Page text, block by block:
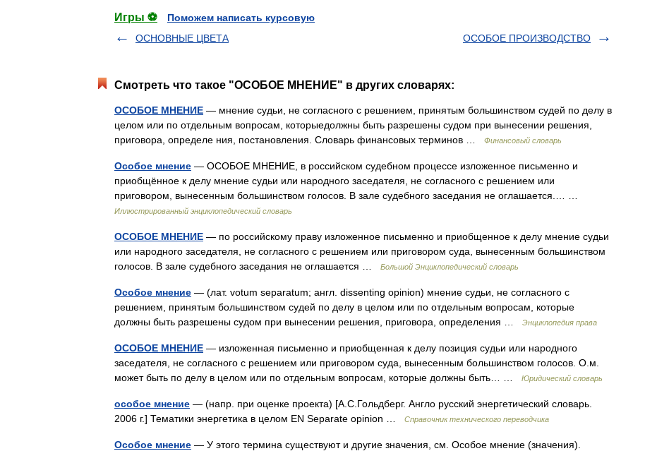
Игры ⚽
Поможем написать курсовую
ОСНОВНЫЕ ЦВЕТА
ОСОБОЕ ПРОИЗВОДСТВО
Смотреть что такое "ОСОБОЕ МНЕНИЕ" в других словарях:
ОСОБОЕ МНЕНИЕ — мнение судьи, не согласного с решением, принятым большинством судей по делу в
целом или по отдельным вопросам, которыедолжны быть разрешены судом при вынесении решения,
приговора, определе ния, постановления. Словарь финансовых терминов …
Финансовый словарь
Особое мнение — ОСОБОЕ МНЕНИЕ, в российском судебном процессе изложенное письменно и
приобщённое к делу мнение судьи или народного заседателя, не согласного с решением или
приговором, вынесенным большинством голосов. В зале судебного заседания не оглашается.… …
Иллюстрированный энциклопедический словарь
ОСОБОЕ МНЕНИЕ — по российскому праву изложенное письменно и приобщенное к делу мнение судьи
или народного заседателя, не согласного с решением или приговором суда, вынесенным большинством
голосов. В зале судебного заседания не оглашается …
Большой Энциклопедический словарь
Особое мнение — (лат. votum separatum; англ. dissenting opinion) мнение судьи, не согласного с
решением, принятым большинством судей по делу в целом или по отдельным вопросам, которые
должны быть разрешены судом при вынесении решения, приговора, определения …
Энциклопедия права
ОСОБОЕ МНЕНИЕ — изложенная письменно и приобщенная к делу позиция судьи или народного
заседателя, не согласного с решением или приговором суда, вынесенным большинством голосов. О.м.
может быть по делу в целом или по отдельным вопросам, которые должны быть… …
Юридический словарь
особое мнение — (напр. при оценке проекта) [А.С.Гольдберг. Англо русский энергетический словарь.
2006 г.] Тематики энергетика в целом EN Separate opinion …
Справочник технического переводчика
Особое мнение — У этого термина существуют и другие значения, см. Особое мнение (значения).